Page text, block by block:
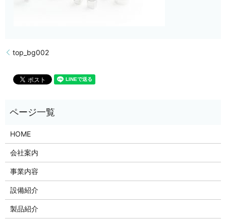
top_bg002
HOME
会社案内
事業内容
設備紹介
製品紹介